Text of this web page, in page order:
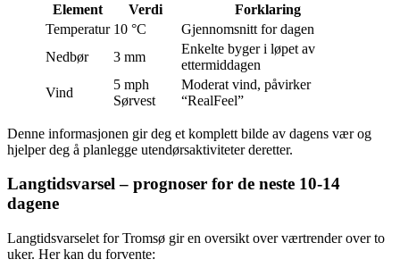
Element Verdi
Forklaring
Temperatur 10 °C
Gjennomsnitt for dagen
Nedbør
3 mm
Enkelte byger i løpet av
ettermiddagen
Vind
5 mph
Sørvest
Moderat vind, påvirker
“RealFeel”
Denne informasjonen gir deg et komplett bilde av dagens vær og
hjelper deg å planlegge utendørsaktiviteter deretter.
Langtidsvarsel – prognoser for de neste 10-14
dagene
Langtidsvarselet for Tromsø gir en oversikt over værtrender over to
uker. Her kan du forvente: